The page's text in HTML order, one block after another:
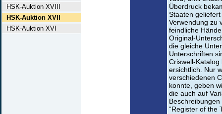
HSK-Auktion XVIII
HSK-Auktion XVII
HSK-Auktion XVI
Überdruck
Staaten
Verwendung zu
feindliche
Original-
die gleiche
Unterschriften
Criswell-Katalog
ersichtlich. Nur
verschiedenen
konnte, geben
die auch auf
“Register of the